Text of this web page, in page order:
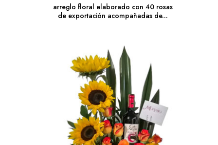
arreglo floral elaborado con 40 rosas
de exportación acompañadas de...